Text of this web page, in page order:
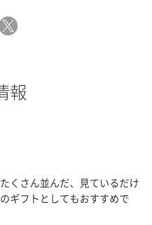
報
くさん並んだ、見ているだけ
ギフトとしてもおすすめで